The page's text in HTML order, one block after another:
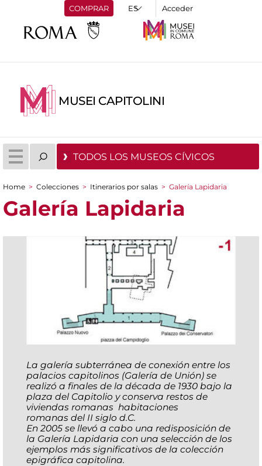
COMPRAR Acceder
MUSEI CAPITOLINI
TODOS LOS MUSEOS CÍVICOS
You are here
Home > Colecciones > Itinerarios por salas > Galería Lapidaria
Galería Lapidaria
La galería subterránea de conexión entre los
palacios capitolinos (Galería de Unión) se
realizó a finales de la década de 1930 bajo la
plaza del Capitolio y conserva restos de
viviendas romanas habitaciones
romanas del II siglo d.C.
En 2005 se llevó a cabo una redisposición de
la Galería Lapidaria con una selección de los
ejemplos más significativos de la colección
epigráfica capitolina.